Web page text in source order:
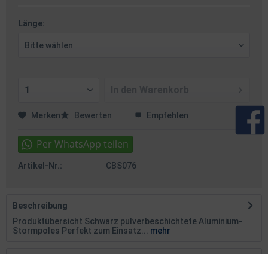
Länge:
Merken Bewerten Empfehlen
Artikel-Nr.: CBS076
Beschreibung
Produktübersicht Schwarz pulverbeschichtete Aluminium-
Stormpoles Perfekt zum Einsatz...
mehr